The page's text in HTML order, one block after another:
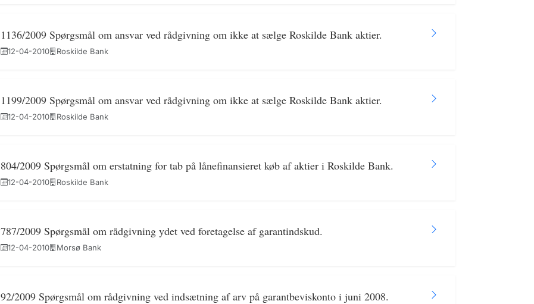
1136/2009 Spørgsmål om ansvar ved rådgivning om ikke at sælge Roskilde Bank aktier.
12-04-2010 Roskilde Bank
1199/2009 Spørgsmål om ansvar ved rådgivning om ikke at sælge Roskilde Bank aktier.
12-04-2010 Roskilde Bank
804/2009 Spørgsmål om erstatning for tab på lånefinansieret køb af aktier i Roskilde Bank.
12-04-2010 Roskilde Bank
787/2009 Spørgsmål om rådgivning ydet ved foretagelse af garantindskud.
12-04-2010 Morsø Bank
92/2009 Spørgsmål om rådgivning ved indsætning af arv på garantbeviskonto i juni 2008.